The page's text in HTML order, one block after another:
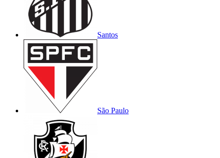
Santos
São Paulo